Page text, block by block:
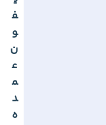
ف
و
ن
ع
م
د
ه